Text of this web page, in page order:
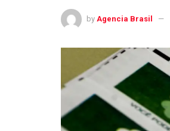
by Agencia Brasil